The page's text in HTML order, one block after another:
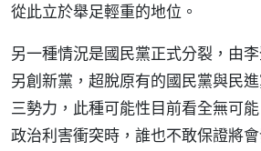
從此立於舉足輕重的地位。
另一種情況是國民黨正式分裂，由
另創新黨，超脫原有的國民黨與民
三勢力，此種可能性目前看全無可
政治利害衝突時，誰也不敢保證將